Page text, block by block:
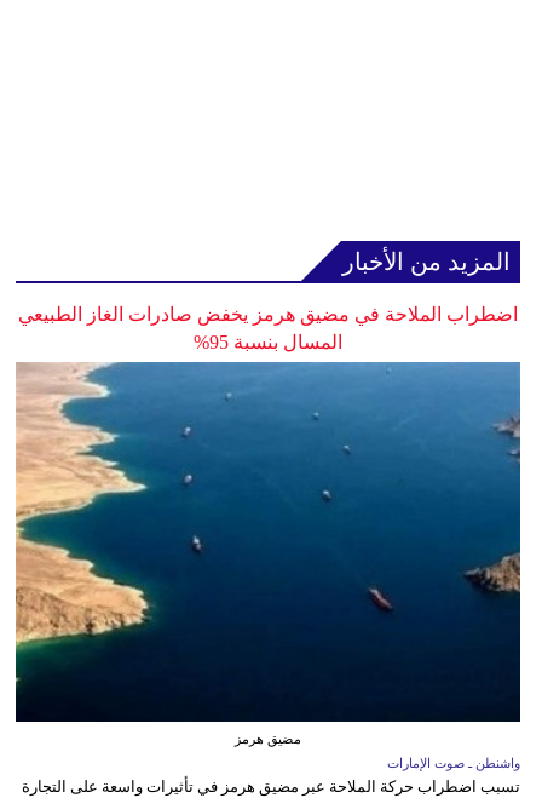
المزيد من الأخبار
اضطراب الملاحة في مضيق هرمز يخفض صادرات الغاز الطبيعي
المسال بنسبة 95%
مضيق هرمز
واشنطن ـ صوت الإمارات
تسبب اضطراب حركة الملاحة عبر مضيق هرمز في تأثيرات واسعة على التجارة